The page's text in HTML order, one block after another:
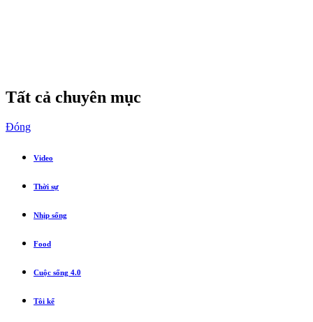
Tất cả chuyên mục
Đóng
Video
Thời sự
Nhịp sống
Food
Cuộc sống 4.0
Tôi kể